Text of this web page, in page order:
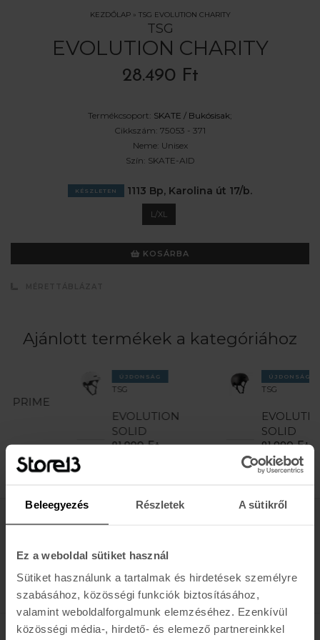
Beleegyezés Részletek A sütikről
Ez a weboldal sütiket használ
Sütiket használunk a tartalmak és hirdetések személyre
szabásához, közösségi funkciók biztosításához,
valamint weboldalforgalmunk elemzéséhez. Ezenkívül
közösségi média-, hirdető- és elemező partnereinkkel
KEZDŐLAP» TSG EVOLUTION CHARITY
TSG
EVOLUTION CHARITY
28.490 Ft
Termékcsoport: SKATE / Bukósisak;
Cikkszám: 75053 - 371
Neme: Unisex
Szín: SKATE-AID
KÉSZLETEN 1113 Bp, Karolina út 17/b.
L/XL
KOSÁRBA
Ajánlott termékek a kategóriához
21.990 Ft
ÚJDONSÁG
EVOLUTION
21.990 Ft
TSG
E-MAIL
FELIRATKOZOM »